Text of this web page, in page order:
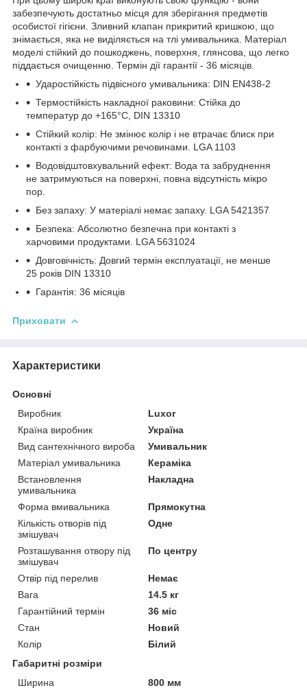
забезпечують достатньо місця для зберігання предметів
особистої гігієни. Зливний клапан прикритий кришкою, що
знімається, яка не виділяється на тлі умивальника. Матеріал
моделі стійкий до пошкоджень, поверхня, глянсова, що легко
піддається очищенню. Термін дії гарантії - 36 місяців.
Ударостійкість підвісного умивальника: DIN EN438-2
Термостійкість накладної раковини: Стійка до
температур до +165°C, DIN 13310
Стійкий колір: Не змінює колір і не втрачає блиск при
контакті з фарбуючими речовинами. LGA 1103
Водовідштовхувальний ефект: Вода та забруднення
не затримуються на поверхні, повна відсутність мікро
пор.
Без запаху: У матеріалі немає запаху. LGA 5421357
Безпека: Абсолютно безпечна при контакті з
харчовими продуктами. LGA 5631024
Довговічність: Довгий термін експлуатації, не менше
25 років DIN 13310
Гарантія: 36 місяців
Приховати
Характеристики
Основні
Виробник
Luxor
Країна виробник
Україна
Вид сантехнічного вироба
Умивальник
Матеріал умивальника
Кераміка
Встановлення
умивальника
Накладна
Форма вмивальника
Прямокутна
Кількість отворів під
змішувач
Одне
Розташування отвору під
змішувач
По центру
Отвір під перелив
Немає
Вага
14.5 кг
Гарантійний термін
36 міс
Стан
Новий
Колір
Білий
Габаритні розміри
Ширина
800 мм